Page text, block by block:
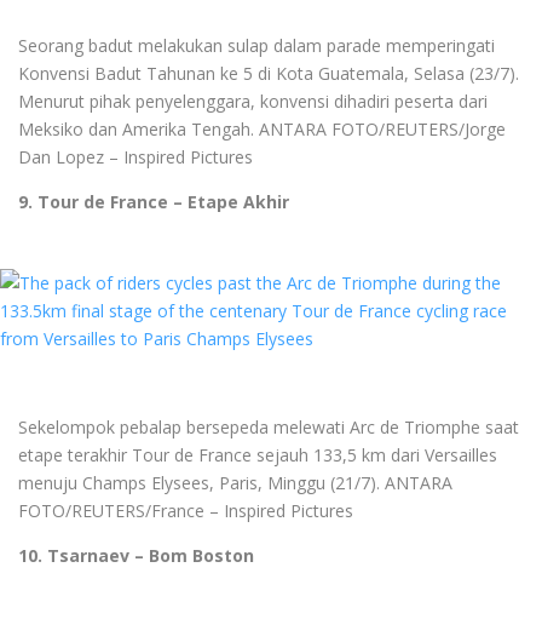
Seorang badut melakukan sulap dalam parade memperingati
Konvensi Badut Tahunan ke 5 di Kota Guatemala, Selasa (23/7).
Menurut pihak penyelenggara, konvensi dihadiri peserta dari
Meksiko dan Amerika Tengah. ANTARA FOTO/REUTERS/Jorge
Dan Lopez – Inspired Pictures
9. Tour de France – Etape Akhir
Sekelompok pebalap bersepeda melewati Arc de Triomphe saat
etape terakhir Tour de France sejauh 133,5 km dari Versailles
menuju Champs Elysees, Paris, Minggu (21/7). ANTARA
FOTO/REUTERS/France – Inspired Pictures
10. Tsarnaev – Bom Boston